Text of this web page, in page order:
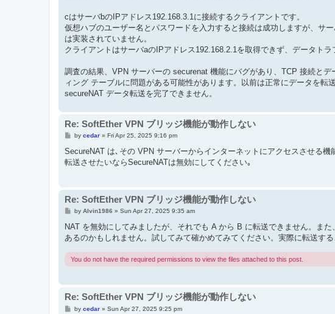
cはサーバbのIPアドレス192.168.3.1に接続するクライアントです。
仮想ハブのユーザー名とパスワードを入力すると接続は成功しますが、サ
は実装されていません。
クライアントはサーバaのIPアドレス192.168.2.1を取得できず、データトラ
調査の結果、VPN サーバーの securenat 機能にバグがあり、TCP 接続と
ィング テーブルに問題がある可能性があります。以前は正常にデータを
secureNAT データ転送を完了できません。
Re: SoftEther VPN ブリッジ機能が動作しない
P
s
by cedar» Fri Apr 25, 2025 9:16 pm
SecureNAT は､その VPN サーバーからインターネットにアクセスさせる機
転送させたいならSecureNATは無効にしてください｡
Re: SoftEther VPN ブリッジ機能が動作しない
P
s
by Alvin1986 » Sun Apr 27, 2025 9:35 am
NAT を無効にしてみましたが、それでも A から B に転送できません。ま
あるのか​​もしれません。試してみて確かめてみてください。実際に転送す
You do not have the required permissions to view the files attached to this post.
Re: SoftEther VPN ブリッジ機能が動作しない
Pby cedar» Sun Apr 27, 2025 9:25 pm